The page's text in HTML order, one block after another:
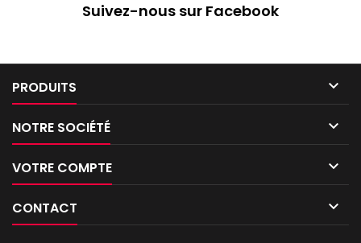
Suivez-nous sur Facebook
PRODUITS 
NOTRE SOCIÉTÉ 
VOTRE COMPTE 
CONTACT 